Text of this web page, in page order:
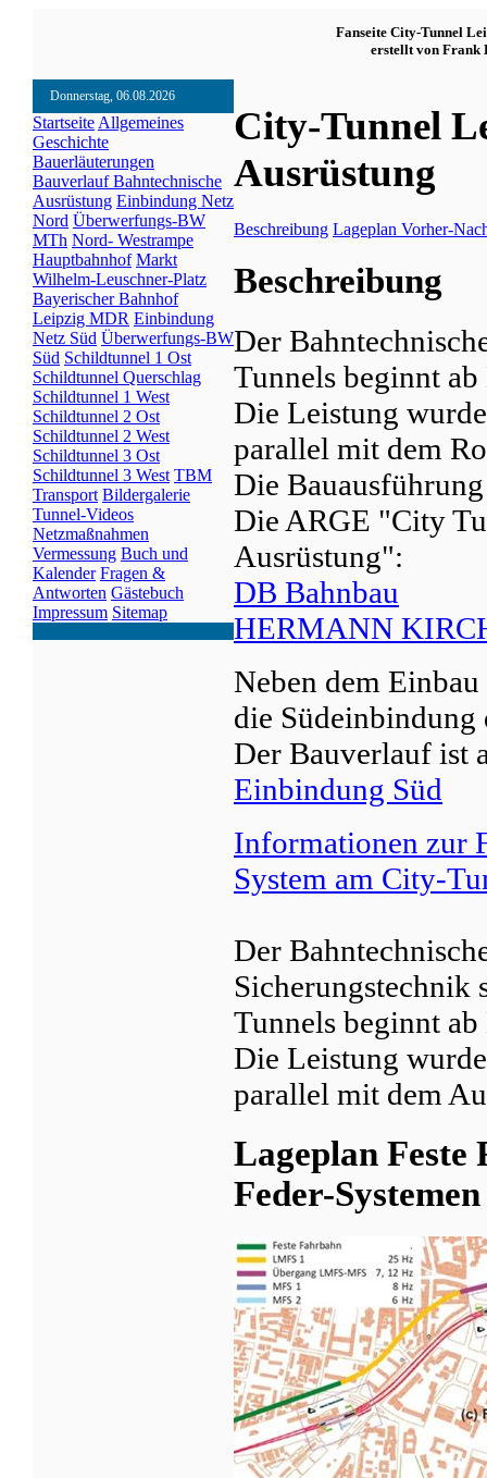
Fanseite City-Tunnel
erstellt von Frank
Donnerstag, 06.08.2026
Startseite Allgemeines
Geschichte
Bauerläuterungen
BauverlaufBahntechnische
Ausrüstung Einbindung Netz
Nord Überwerfungs-BW
MTh Nord- Westrampe
Hauptbahnhof Markt
Wilhelm-Leuschner-Platz
Bayerischer Bahnhof
Leipzig MDR Einbindung
Netz Süd Überwerfungs-BW
Süd Schildtunnel 1 Ost
Schildtunnel Querschlag
Schildtunnel 1 West
Schildtunnel 2 Ost
Schildtunnel 2 West
Schildtunnel 3 Ost
Schildtunnel 3 West TBM
Transport Bildergalerie
Tunnel-Videos
Netzmaßnahmen
Vermessung Buch und
Kalender Fragen &
Antworten Gästebuch
Impressum Sitemap
City-Tunnel
Ausrüstung
Beschreibung Lageplan Vorher-
Beschreibung
Der
Tunnels beginnt
Die Leistung
parallel mit dem
Die
Die ARGE "City
Ausrüstung":
DB Bahnbau
HERMANN
Neben dem
die Südeinbindung
Der Bauverlauf ist
Einbindung Süd
Informationen zur
System am City-
Der
Sicherungstechnik
Tunnels beginnt
Die Leistung
parallel mit dem
Lageplan Feste
Feder-Systemen